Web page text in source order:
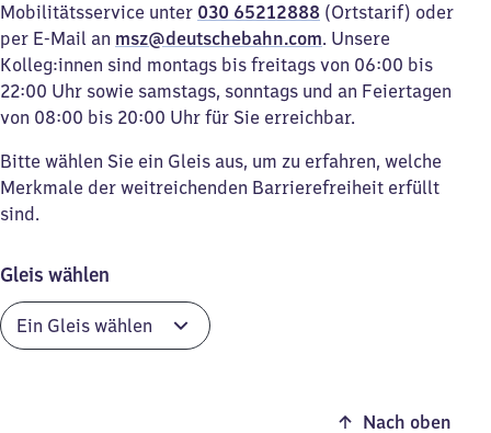
Mobilitätsservice unter 030 65212888 (Ortstarif) oder
per E-Mail an msz@deutschebahn.com. Unsere
Kolleg:innen sind montags bis freitags von 06:00 bis
22:00 Uhr sowie samstags, sonntags und an Feiertagen
von 08:00 bis 20:00 Uhr für Sie erreichbar.
Bitte wählen Sie ein Gleis aus, um zu erfahren, welche
Merkmale der weitreichenden Barrierefreiheit erfüllt
sind.
Gleis wählen
Nach oben